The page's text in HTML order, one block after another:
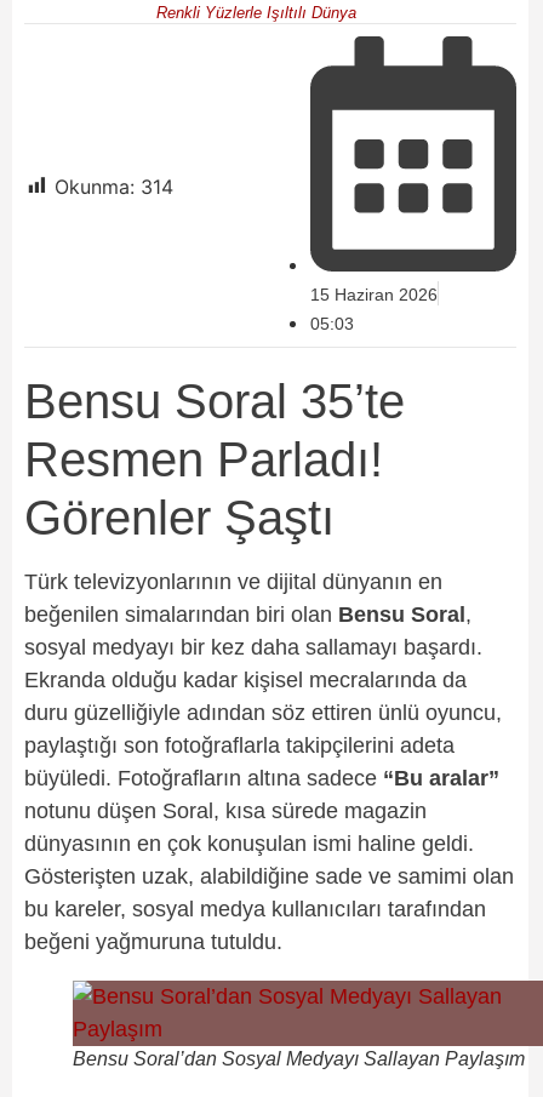
Renkli Yüzlerle Işıltılı Dünya
Okunma: 314
15 Haziran 2026
05:03
Bensu Soral 35’te
Resmen Parladı!
Görenler Şaştı
Türk televizyonlarının ve dijital dünyanın en
beğenilen simalarından biri olan Bensu Soral ,
sosyal medyayı bir kez daha sallamayı başardı.
Ekranda olduğu kadar kişisel mecralarında da
duru güzelliğiyle adından söz ettiren ünlü oyuncu,
paylaştığı son fotoğraflarla takipçilerini adeta
büyüledi. Fotoğrafların altına sadece “Bu aralar”
notunu düşen Soral, kısa sürede magazin
dünyasının en çok konuşulan ismi haline geldi.
Gösterişten uzak, alabildiğine sade ve samimi olan
bu kareler, sosyal medya kullanıcıları tarafından
beğeni yağmuruna tutuldu.
Bensu Soral’dan Sosyal Medyayı Sallayan Paylaşım